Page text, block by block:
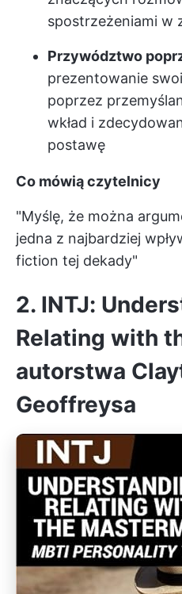
spostrzeżeniami w
Przywództwo
prezentowanie
poprzez
wkład i
postawę
Co mówią czytelnicy
"Myślę, że można
jedna z najbardziej
fiction tej dekady"
2. INTJ:
Relating with
autorstwa
Geoffreysa